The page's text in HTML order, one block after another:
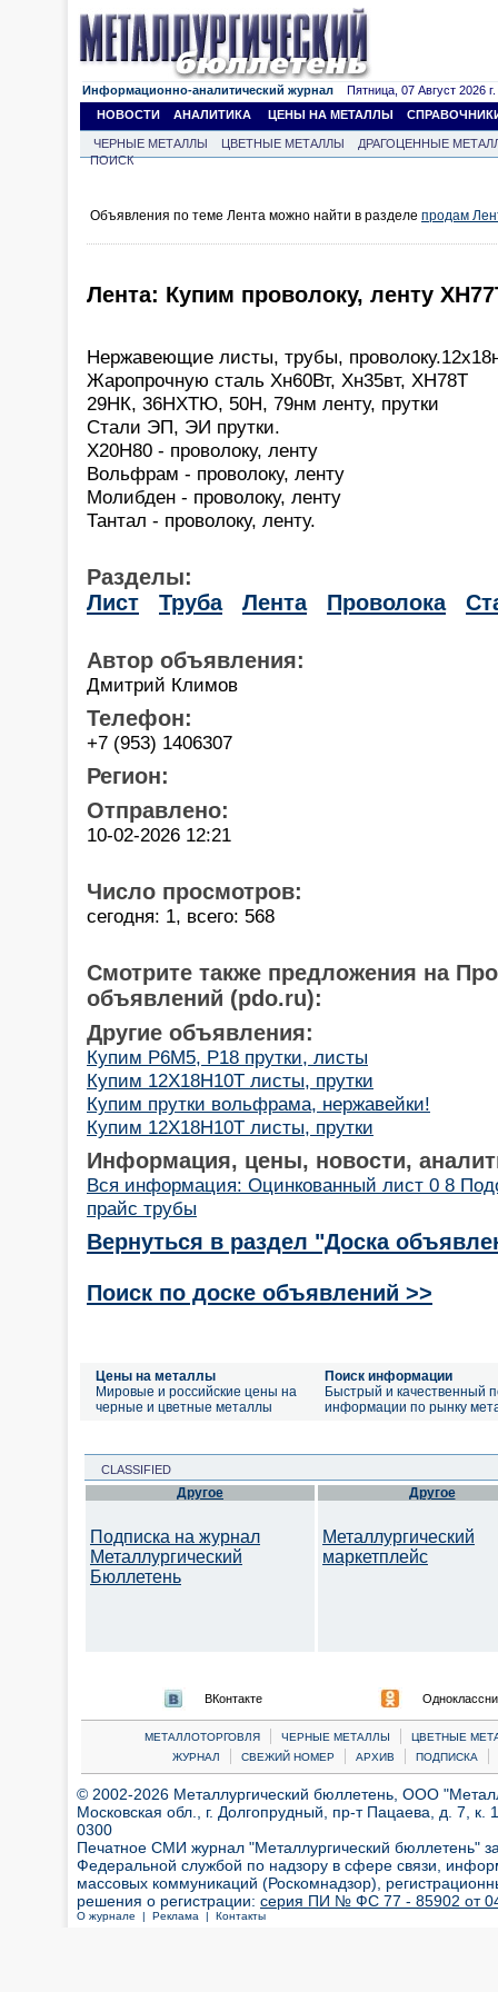
Информационно-аналитический журнал Пятница, 07 Август 2026 г.
НОВОСТИ
АНАЛИТИКА ЦЕНЫ НА МЕТАЛЛЫ
ЧЕРНЫЕ МЕТАЛЛЫ ЦВЕТНЫЕ МЕТАЛЛЫ
ДРАГОЦЕННЫЕ
ПОИСК
Объявления по теме Лента можно найти в разделе продам
Лента: Купим проволоку, ленту
Нержавеющие листы, трубы,
Жаропрочную сталь Хн60Вт, Хн35вт, ХН78Т
29НК, 36НХТЮ, 50Н, 79нм ленту, прутки
Стали ЭП, ЭИ прутки.
Х20Н80 - проволоку, ленту
Вольфрам - проволоку, ленту
Молибден - проволоку, ленту
Тантал - проволоку, ленту.
Разделы:
Лист
Труба Лента Проволока
Автор объявления:
Дмитрий Климов
Телефон:
+7 (953) 1406307
Регион:
Отправлено:
10-02-2026 12:21
Число просмотров:
сегодня: 1, всего: 568
Смотрите также предложения на
объявлений (pdo.ru):
Другие объявления:
Купим Р6М5, Р18 прутки, листы
Купим 12Х18Н10Т листы, прутки
Купим прутки вольфрама, нержавейки!
Купим 12Х18Н10Т листы, прутки
Информация, цены, новости,
Вся информация: Оцинкованный лист 0 8
прайс трубы
Вернуться в раздел "Доска
Поиск по доске объявлений >>
Цены на металлы
Мировые и российские цены на
черные и цветные металлы
Поиск информации
Быстрый и качественный
информации по рынку
CLASSIFIED
Другое
Подписка на журнал
Металлургический
Бюллетень
Другое
Металлургический
маркетплейс
ВКонтакте
МЕТАЛЛОТОРГОВЛЯ | ЧЕРНЫЕ МЕТАЛЛЫ |
ЦВЕТНЫЕ
ЖУРНАЛ
| СВЕЖИЙ НОМЕР | АРХИВ | ПОДПИСКА |
© 2002-2026 Металлургический бюллетень, ООО
Московская обл., г. Долгопрудный, пр-т Пацаева, д. 7,
0300
Печатное СМИ журнал "Металлургический бюллетень"
Федеральной службой по надзору в сфере связи,
массовых коммуникаций (Роскомнадзор),
решения о регистрации: серия ПИ № ФС 77 - 85902 от 04
О журнале | Реклама | Контакты